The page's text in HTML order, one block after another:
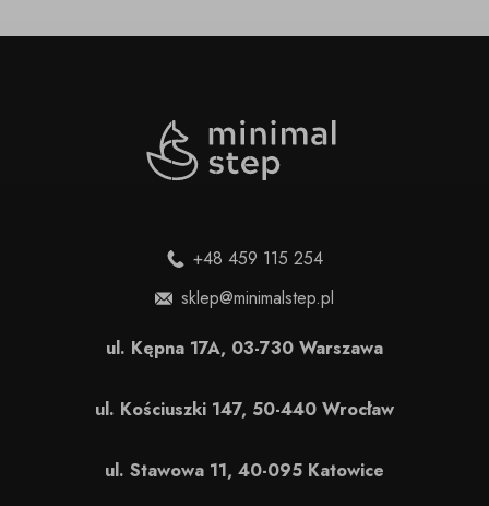
+48 459 115 254
sklep@minimalstep.pl
ul. Kępna 17A, 03-730 Warszawa
ul. Kościuszki 147, 50-440 Wrocław
ul. Stawowa 11, 40-095 Katowice